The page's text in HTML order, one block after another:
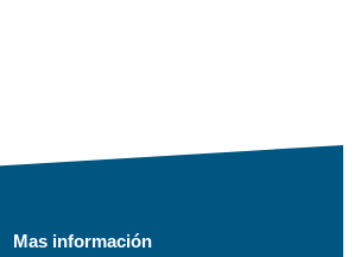
Mas información